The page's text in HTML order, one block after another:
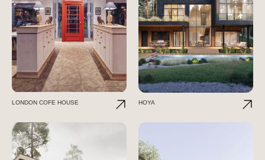
LONDON COFE HOUSE HOYA